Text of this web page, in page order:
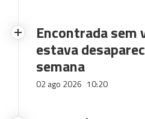
Encontrada sem
estava
semana
02 ago 2026 10:20